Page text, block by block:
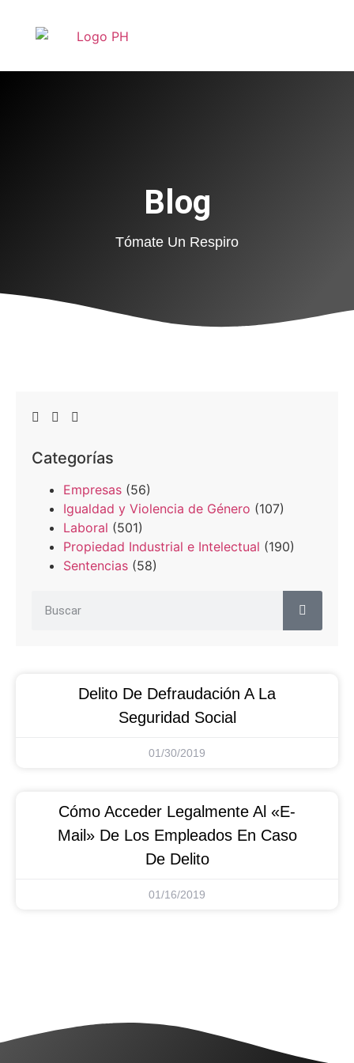
Blog
Tómate Un Respiro
Delito De Defraudación A La
Seguridad Social
01/30/2019
Cómo Acceder Legalmente Al «e-
Mail» De Los Empleados En Caso
De Delito
01/16/2019
Categorías
Empresas (56)
Igualdad y Violencia de Género (107)
Laboral (501)
Propiedad Industrial e Intelectual (190)
Sentencias (58)